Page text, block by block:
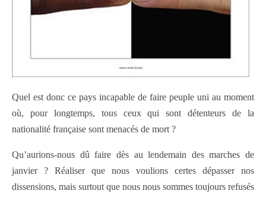
Quel est donc ce pays incapable de faire peuple uni au moment
où, pour longtemps, tous ceux qui sont détenteurs de la
nationalité française sont menacés de mort ?
Qu’aurions-nous dû faire dès au lendemain des marches de
janvier ? Réaliser que nous voulions certes dépasser nos
dissensions, mais surtout que nous nous sommes toujours refusés